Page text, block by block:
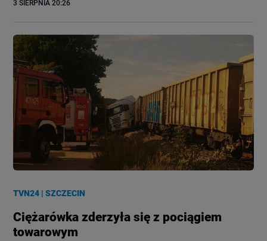
3 SIERPNIA 20:26
TVN24 |SZCZECIN
Ciężarówka zderzyła się z pociągiem
towarowym